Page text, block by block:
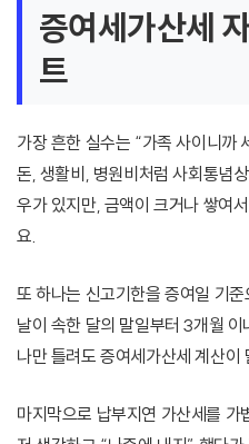
증여세가산세
트
가장 흔한 실수는 “가족 사이니까
돈, 생활비, 병원비처럼 사회통념
우가 있지만, 금액이 크거나 쌓여
요.
또 하나는 신고기한을 증여일 기
날이 속한 달의 말일부터 3개월
나만 틀려도 증여세가산세 계산이
마지막으로 납부지연 가산세를 가